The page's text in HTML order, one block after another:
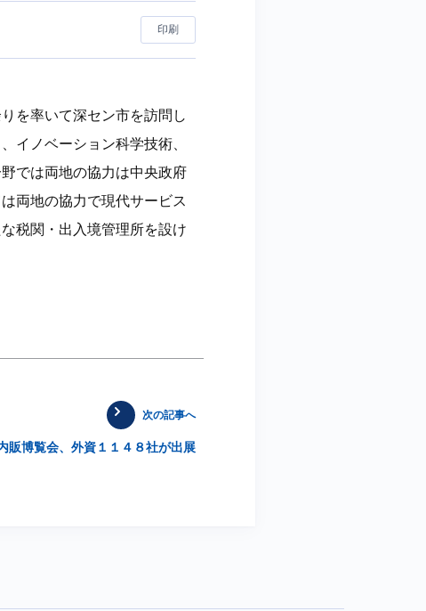
印刷
を率いて深セン市を訪問し
イノベーション科学技術、
では両地の協力は中央政府
両地の協力で現代サービス
税関・出入境管理所を設け
次の記事へ
販博覧会、外資１１４８社が出展